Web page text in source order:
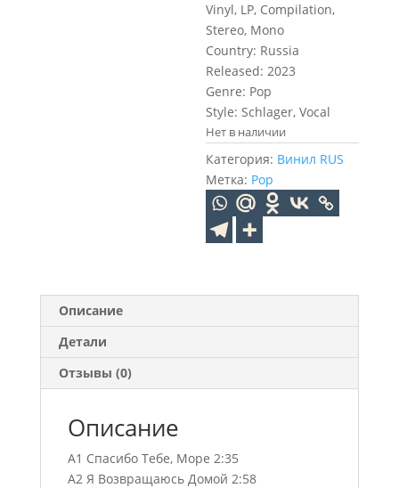
Vinyl, LP, Compilation,
Stereo, Mono
Country: Russia
Released: 2023
Genre: Pop
Style: Schlager, Vocal
Нет в наличии
Категория: Винил RUS
Метка: Pop
Описание
Детали
Отзывы (0)
Описание
A1 Спасибо Тебе, Море 2:35
A2 Я Возвращаюсь Домой 2:58